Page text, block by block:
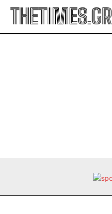
THETIMES.GR